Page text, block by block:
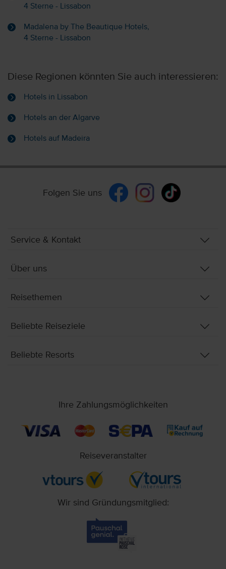
4 Sterne - Lissabon
Madalena by The Beautique Hotels,
4 Sterne - Lissabon
Diese Regionen könnten Sie auch interessieren:
Hotels in Lissabon
Hotels an der Algarve
Hotels auf Madeira
Folgen Sie uns
Service & Kontakt
Über uns
Reisethemen
Beliebte Reiseziele
Beliebte Resorts
Ihre Zahlungsmöglichkeiten
Reiseveranstalter
Wir sind Gründungsmitglied: